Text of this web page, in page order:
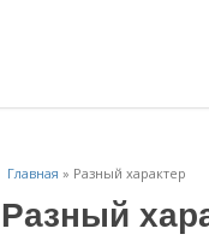
Главная » Разный характер
Разный